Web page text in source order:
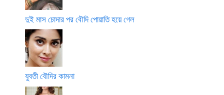
দুই মাস চোদার পর বৌদি পোয়াতি হয়ে গেল
যুবতী বৌদির কামনা